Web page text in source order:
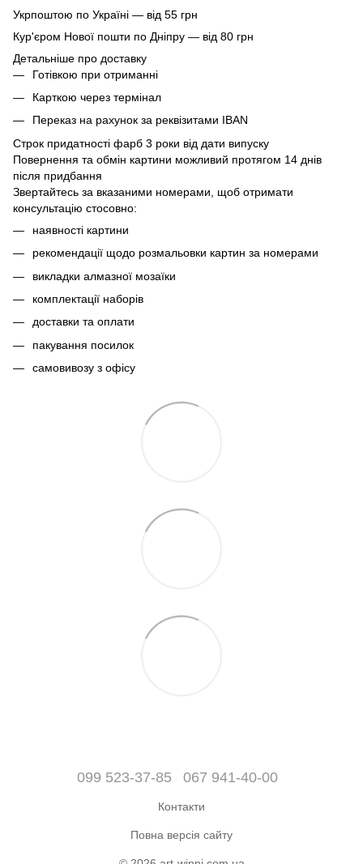
Укрпоштою по Україні — від 55 грн
Кур'єром Нової пошти по Дніпру — від 80 грн
Детальніше про доставку
Готівкою при отриманні
Карткою через термінал
Переказ на рахунок за реквізитами IBAN
Строк придатності фарб 3 роки від дати випуску
Повернення та обмін картини можливий протягом 14 днів
після придбання
Звертайтесь за вказаними номерами, щоб отримати
консультацію стосовно:
наявності картини
рекомендації щодо розмальовки картин за номерами
викладки алмазної мозаїки
комплектації наборів
доставки та оплати
пакування посилок
самовивозу з офісу
099 523-37-85 067 941-40-00
Контакти
Повна версія сайту